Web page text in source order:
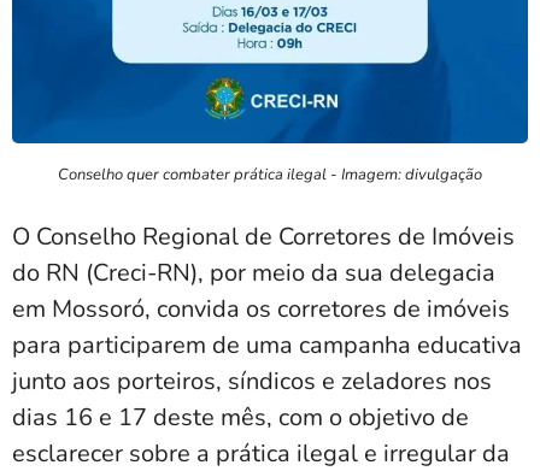
Conselho quer combater prática ilegal - Imagem: divulgação
O Conselho Regional de Corretores de Imóveis
do RN (Creci-RN), por meio da sua delegacia
em Mossoró, convida os corretores de imóveis
para participarem de uma campanha educativa
junto aos porteiros, síndicos e zeladores nos
dias 16 e 17 deste mês, com o objetivo de
esclarecer sobre a prática ilegal e irregular da